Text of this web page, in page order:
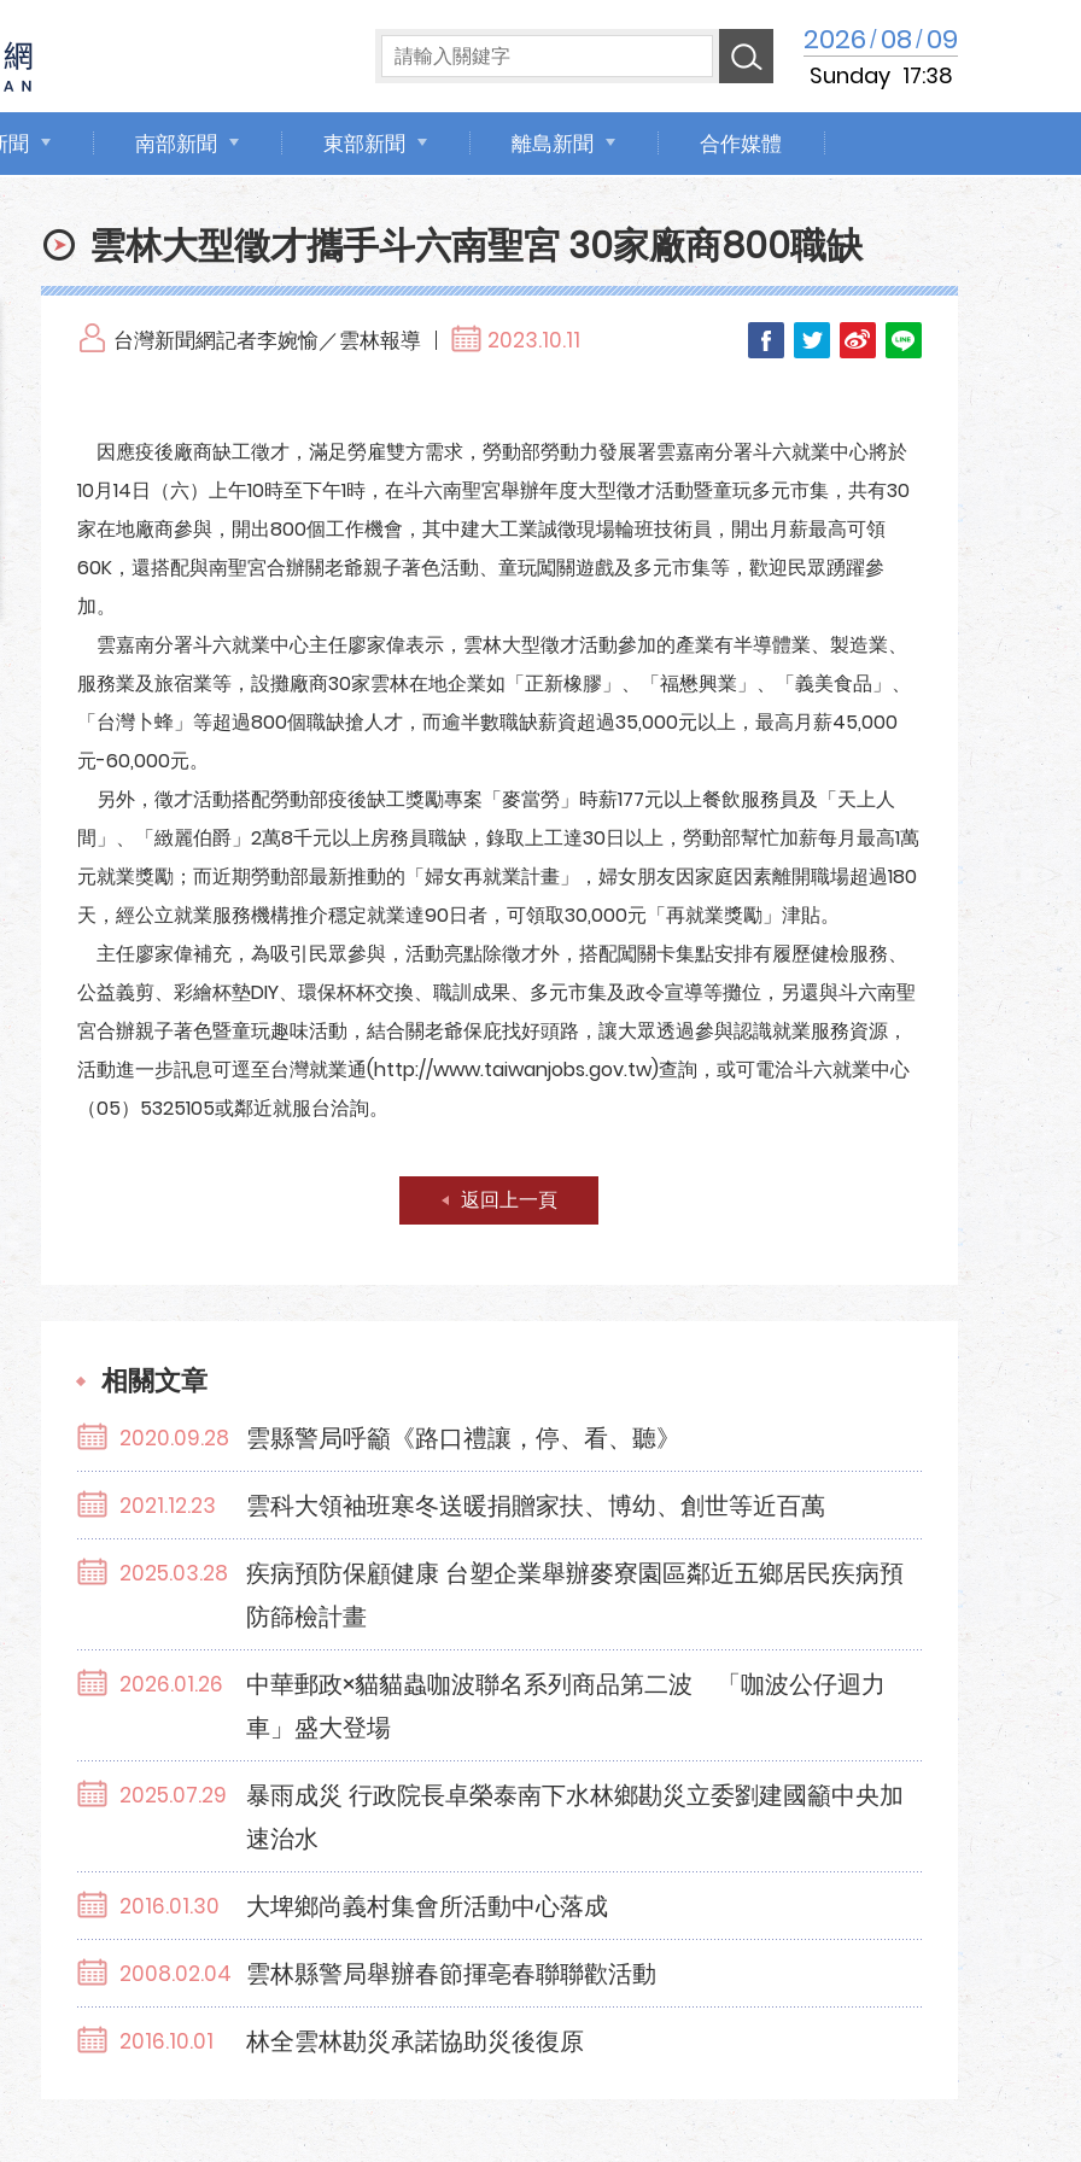
2026/08/09
Sunday 17:38
聞 南部新聞 東部新聞 離島新聞 合作媒體
雲林大型徵才攜手斗六南聖宮 30家廠商800職缺
台灣新聞網記者李婉愉／雲林報導 2023.10.11
因應疫後廠商缺工徵才，滿足勞雇雙方需求，勞動部勞動力發展署雲嘉南分署斗六就業中心將於
10月14日（六）上午10時至下午1時，在斗六南聖宮舉辦年度大型徵才活動暨童玩多元市集，共有30
家在地廠商參與，開出800個工作機會，其中建大工業誠徵現場輪班技術員，開出月薪最高可領
60K，還搭配與南聖宮合辦關老爺親子著色活動、童玩闖關遊戲及多元市集等，歡迎民眾踴躍參
加。
雲嘉南分署斗六就業中心主任廖家偉表示，雲林大型徵才活動參加的產業有半導體業、製造業、
服務業及旅宿業等，設攤廠商30家雲林在地企業如「正新橡膠」、「福懋興業」、「義美食品」、
「台灣卜蜂」等超過800個職缺搶人才，而逾半數職缺薪資超過35,000元以上，最高月薪45,000
元-60,000元。
另外，徵才活動搭配勞動部疫後缺工獎勵專案「麥當勞」時薪177元以上餐飲服務員及「天上人
間」、「緻麗伯爵」2萬8千元以上房務員職缺，錄取上工達30日以上，勞動部幫忙加薪每月最高1萬
元就業獎勵；而近期勞動部最新推動的「婦女再就業計畫」，婦女朋友因家庭因素離開職場超過180
天，經公立就業服務機構推介穩定就業達90日者，可領取30,000元「再就業獎勵」津貼。
主任廖家偉補充，為吸引民眾參與，活動亮點除徵才外，搭配闖關卡集點安排有履歷健檢服務、
公益義剪、彩繪杯墊DIY、環保杯杯交換、職訓成果、多元市集及政令宣導等攤位，另還與斗六南聖
宮合辦親子著色暨童玩趣味活動，結合關老爺保庇找好頭路，讓大眾透過參與認識就業服務資源，
活動進一步訊息可逕至台灣就業通(http://www.taiwanjobs.gov.tw)查詢，或可電洽斗六就業中心
（05）5325105或鄰近就服台洽詢。
返回上一頁
相關文章
2020.09.28 雲縣警局呼籲《路口禮讓，停、看、聽》
2021.12.23 雲科大領袖班寒冬送暖捐贈家扶、博幼、創世等近百萬
2025.03.28
疾病預防保顧健康 台塑企業舉辦麥寮園區鄰近五鄉居民疾病預
防篩檢計畫
2026.01.26
中華郵政×貓貓蟲咖波聯名系列商品第二波 「咖波公仔迴力
車」盛大登場
2025.07.29
暴雨成災 行政院長卓榮泰南下水林鄉勘災立委劉建國籲中央加
速治水
2016.01.30 大埤鄉尚義村集會所活動中心落成
2008.02.04 雲林縣警局舉辦春節揮亳春聯聯歡活動
2016.10.01 林全雲林勘災承諾協助災後復原